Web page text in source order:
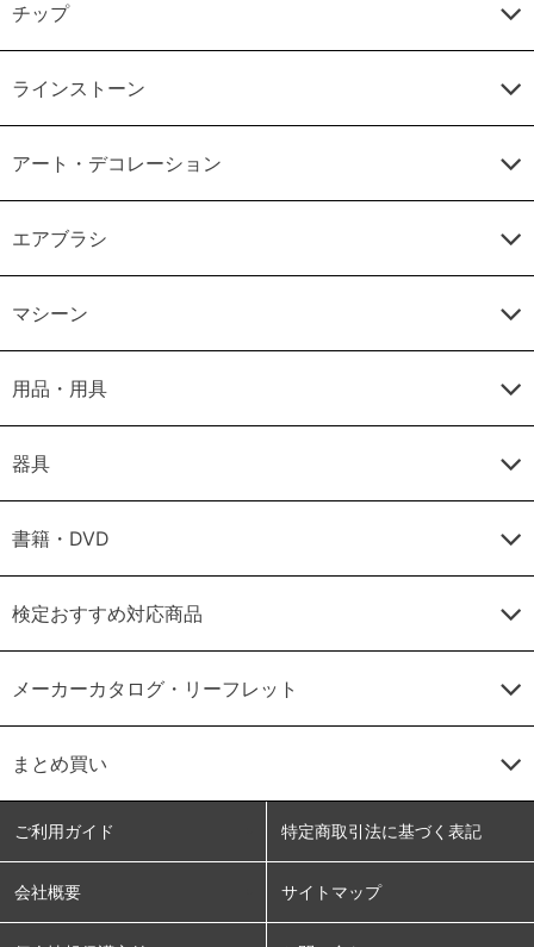
チップ
ラインストーン
アート・デコレーション
エアブラシ
マシーン
用品・用具
器具
書籍・DVD
検定おすすめ対応商品
メーカーカタログ・リーフレット
まとめ買い
ご利用ガイド 特定商取引法に基づく表記
会社概要 サイトマップ